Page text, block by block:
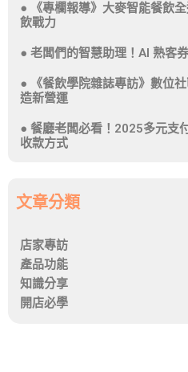
《專欄報導》大麥智能餐飲
飲戰力
老闆們的智慧助理！AI 熟客
《餐飲學院雜誌專訪》數位
造新營運
餐廳老闆必看！2025多元支
收款方式
文章分類
店家專訪
產品功能
知識分享
開店必學